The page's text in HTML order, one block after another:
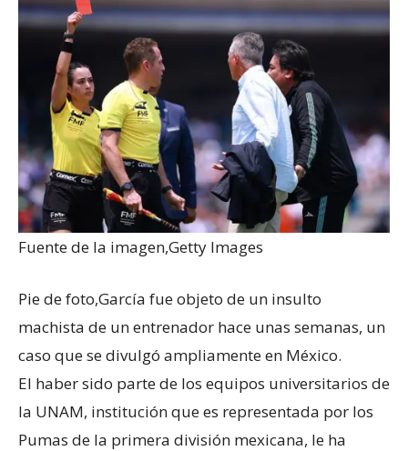
Fuente de la imagen,Getty Images
Pie de foto,García fue objeto de un insulto
machista de un entrenador hace unas semanas, un
caso que se divulgó ampliamente en México.
El haber sido parte de los equipos universitarios de
la UNAM, institución que es representada por los
Pumas de la primera división mexicana, le ha